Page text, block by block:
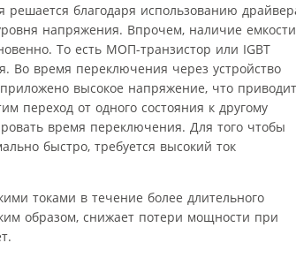
благодаря использованию
напряжения. Впрочем, наличие емкости
То есть МОП-транзистор или IGBT
Во время переключения через устройство
высокое напряжение, что приводит
переход от одного состояния к другому
время переключения. Для того чтобы
быстро, требуется высокий ток
токами в течение более длительного
образом, снижает потери мощности при